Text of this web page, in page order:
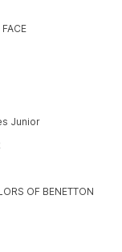
Junior
OF BENETTON